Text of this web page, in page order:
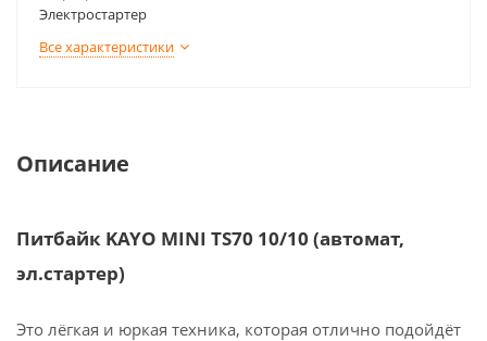
Электростартер
Все характеристики
Описание
Питбайк KAYO MINI TS70 10/10 (автомат,
эл.стартер)
Это лёгкая и юркая техника, которая отлично подойдёт